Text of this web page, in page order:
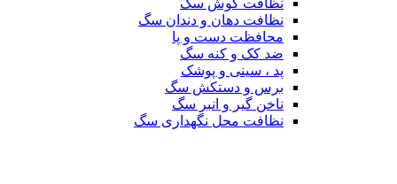
نظافت گوش سگ
نظافت دهان و دندان سگ
محافظت دست و پا
ضد کک و کنه سگ
پد ، سینی و پوشک
برس و دستکش سگ
ناخن گیر و انبر سگ
نظافت محل نگهداری سگ